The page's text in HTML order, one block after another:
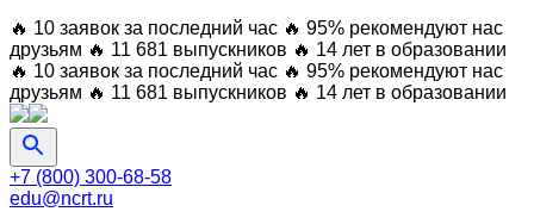
🔥 10 заявок за последний час 🔥 95% рекомендуют нас
друзьям 🔥 11 681 выпускников 🔥 14 лет в образовании
🔥 10 заявок за последний час 🔥 95% рекомендуют нас
друзьям 🔥 11 681 выпускников 🔥 14 лет в образовании
+7 (800) 300-68-58
edu@ncrt.ru